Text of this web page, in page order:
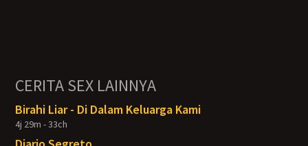
CERITA SEX LAINNYA
Birahi Liar - Di Dalam Keluarga Kami
4j 29m - 33ch